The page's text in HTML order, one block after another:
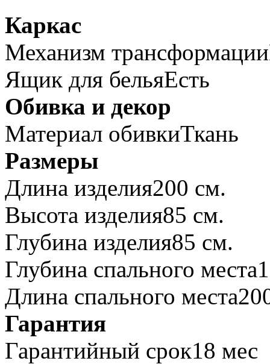
Каркас
Механизм трансформации
Ящик для бельяЕсть
Обивка и декор
Материал обивкиТкань
Размеры
Длина изделия200 см.
Высота изделия85 см.
Глубина изделия85 см.
Глубина спального места
Длина спального места
Гарантия
Гарантийный срок18 мес